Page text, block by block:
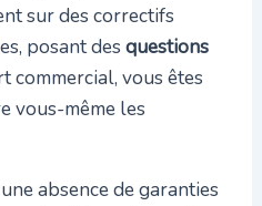
sur des correctifs
posant des questions
commercial, vous êtes
vous-même les
absence de garanties